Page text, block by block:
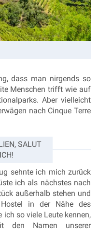
dass man nirgends so
Menschen trifft wie auf
Aber vielleicht
nach Cinque Terre
SALUT
sehnte ich mich zurück
ich als nächstes nach
außerhalb stehen und
in der Nähe des
ich so viele Leute kennen,
den Namen unserer